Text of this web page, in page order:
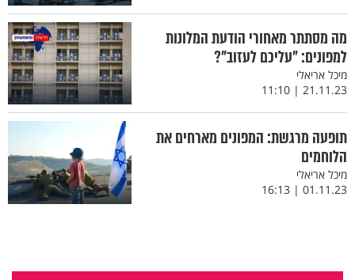
מה מסתתר מאחורי הודעת המלונות
למפונים: "עליכם לעזוב"?
מיכל אריאלי
21.11.23 | 11:10
תופעה מרגשת: המפונים מארחים את
הלוחמים
מיכל אריאלי
01.11.23 | 16:13